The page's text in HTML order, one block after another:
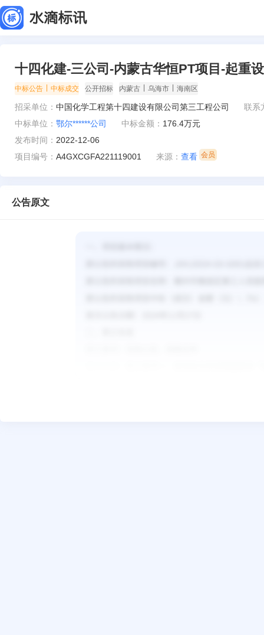
十四化建-三公司-内蒙古华恒PT项目-起重
中标公告 中标成交 公开招标 内蒙古 乌海市 海南区
招采单位： 中国化学工程第十四建设有限公司第三工程公司
联系
中标单位： 鄂尔******公司 中标金额： 176.4万元
发布时间： 2022-12-06
项目编号： A4GXCGFA221119001 来源： 查看
公告原文